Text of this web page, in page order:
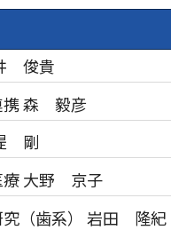
俊貴
森 毅彦
剛
大野 京子
（歯系）
岩田 隆紀